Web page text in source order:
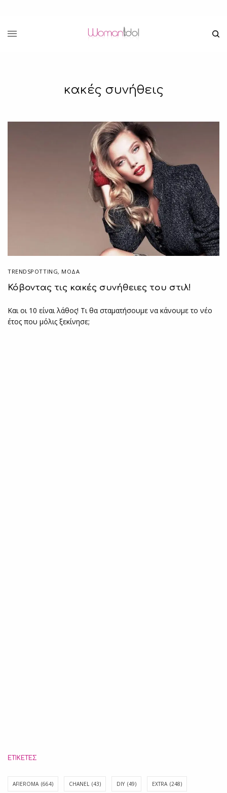
κακές συνήθεις
TRENDSPOTTING, ΜΟΔΑ
Κόβοντας τις κακές συνήθειες του στιλ!
Και οι 10 είναι λάθος! Τι θα σταματήσουμε να κάνουμε το νέο
έτος που μόλις ξεκίνησε;
ΕΤΙΚΈΤΕΣ
AFIEROMA (664) CHANEL (43) DIY (49) EXTRA (248)